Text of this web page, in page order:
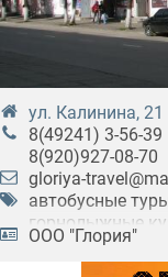
ул. Калинина, 21
8(49241) 3-56-39
8(920)927-08-70
gloriya-
автобусные
горнолыжные
зарубежные туры
круизы
ООО "Глория"